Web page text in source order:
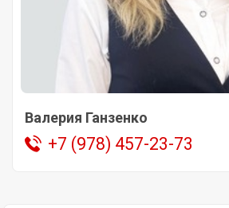
Валерия Ганзенко
+7 (978) 457-23-73